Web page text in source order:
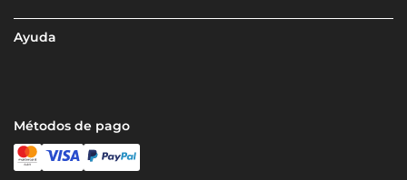
Ayuda
Métodos de pago